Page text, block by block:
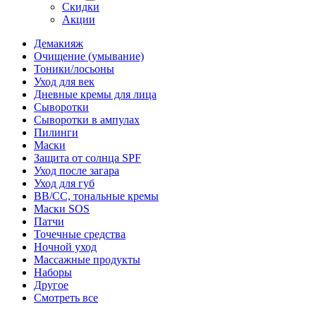
Скидки
Акции
Демакияж
Очищение (умывание)
Тоники/лосьоны
Уход для век
Дневные кремы для лица
Сыворотки
Сыворотки в ампулах
Пилинги
Маски
Защита от солнца SPF
Уход после загара
Уход для губ
BB/CC, тональные кремы
Маски SOS
Патчи
Точечные средства
Ночной уход
Массажные продукты
Наборы
Другое
Смотреть все